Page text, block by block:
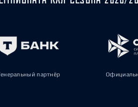
партнёр